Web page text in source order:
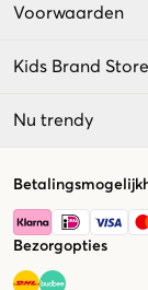
Voorwaarden
Kids Brand Store
Nu trendy
Bezorgopties